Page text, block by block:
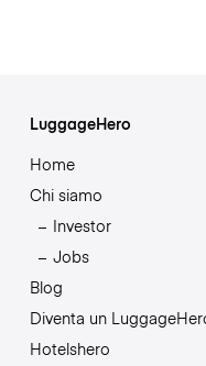
LuggageHero
Home
Chi siamo
Investor
Jobs
Blog
Diventa un
Hotelshero